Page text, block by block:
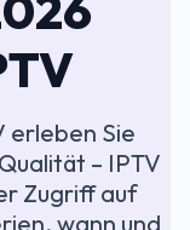
erleben Sie
– IPTV
Zugriff auf
wann und